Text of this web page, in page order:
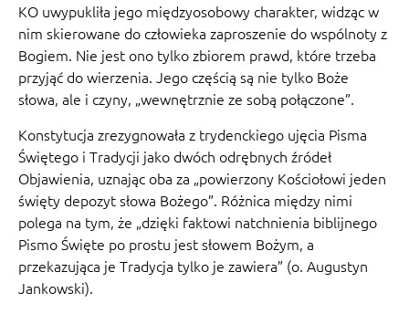
KO uwypukliła jego międzyosobowy charakter, widząc w
nim skierowane do człowieka zaproszenie do wspólnoty z
Bogiem. Nie jest ono tylko zbiorem prawd, które trzeba
przyjąć do wierzenia. Jego częścią są nie tylko Boże
słowa, ale i czyny, „wewnętrznie ze sobą połączone”.
Konstytucja zrezygnowała z trydenckiego ujęcia Pisma
Świętego i Tradycji jako dwóch odrębnych źródeł
Objawienia, uznając oba za „powierzony Kościołowi jeden
święty depozyt słowa Bożego”. Różnica między nimi
polega na tym, że „dzięki faktowi natchnienia biblijnego
Pismo Święte po prostu jest słowem Bożym, a
przekazująca je Tradycja tylko je zawiera” (o. Augustyn
Jankowski).